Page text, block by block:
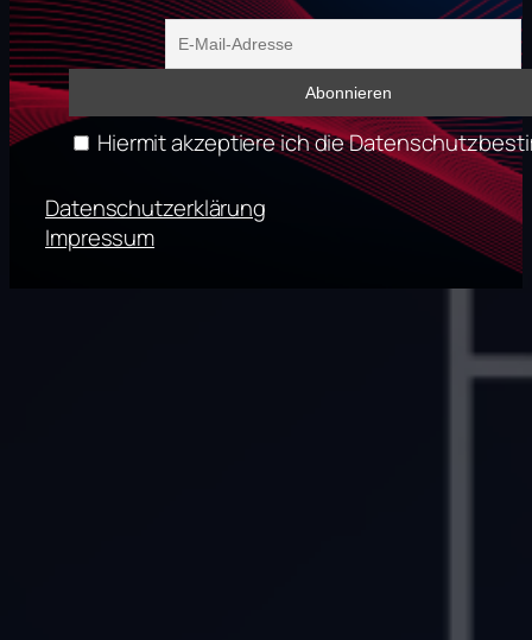
Hiermit akzeptiere ich die
Datenschutzerklärung
Impressum